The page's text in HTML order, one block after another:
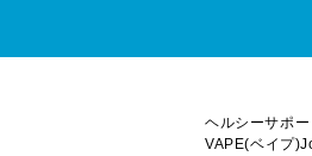
ヘルシーサポ
VAPE(ベイプ